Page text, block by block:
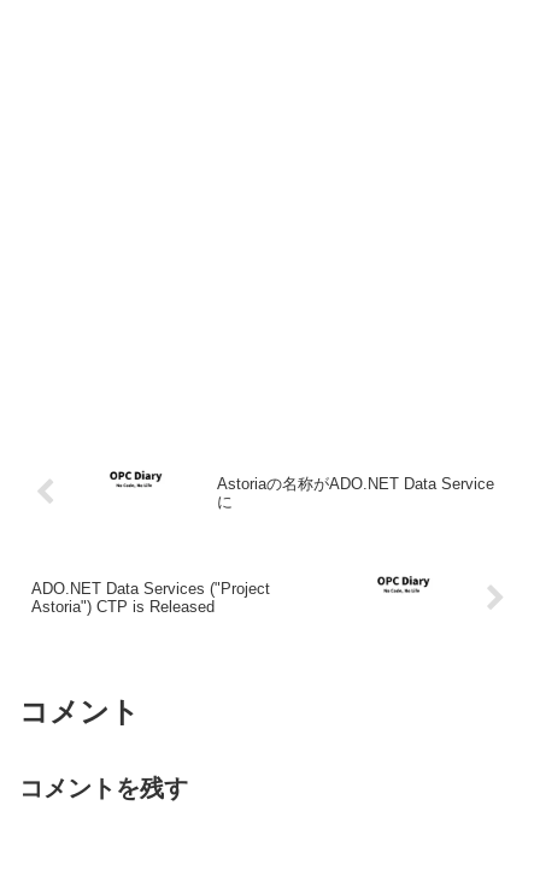
Astoriaの名称がADO.NET Data Service
に
ADO.NET Data Services ("Project
Astoria") CTP is Released
コメント
コメントを残す